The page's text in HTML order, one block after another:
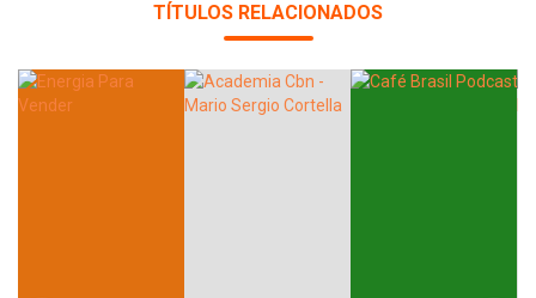
TÍTULOS RELACIONADOS
Whatsapp Facebook Twitter